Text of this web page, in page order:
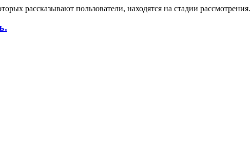
рассказывают пользователи, находятся на стадии рассмотрения.